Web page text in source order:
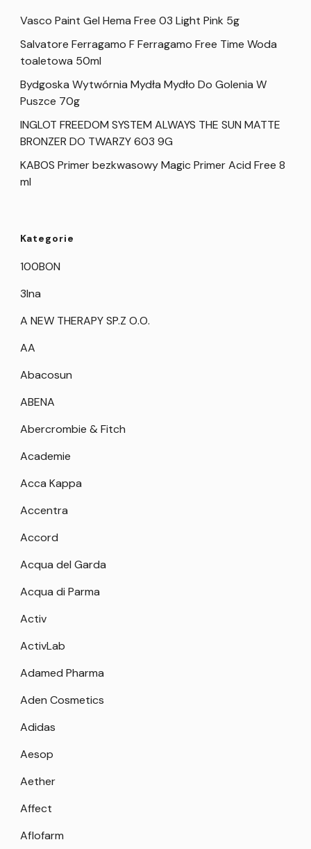
Vasco Paint Gel Hema Free 03 Light Pink 5g
Salvatore Ferragamo F Ferragamo Free Time Woda
toaletowa 50ml
Bydgoska Wytwórnia Mydła Mydło Do Golenia W
Puszce 70g
INGLOT FREEDOM SYSTEM ALWAYS THE SUN MATTE
BRONZER DO TWARZY 603 9G
KABOS Primer bezkwasowy Magic Primer Acid Free 8
ml
Kategorie
100BON
3Ina
A NEW THERAPY SP.Z O.O.
AA
Abacosun
ABENA
Abercrombie & Fitch
Academie
Acca Kappa
Accentra
Accord
Acqua del Garda
Acqua di Parma
Activ
ActivLab
Adamed Pharma
Aden Cosmetics
Adidas
Aesop
Aether
Affect
Aflofarm